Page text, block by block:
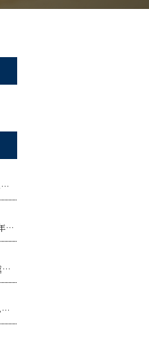
【重要】一部商品価格改定（R8年9月1日）のお知らせ
『こだわりの ライチ酒』令和8年9月17日(木)発売予定!!
数量限定『山廃 純米原酒 二夏越え ひやおろし』令和8年9月3日(木)発売予定!!
新発売『山廃 吟醸純米 フクノハナ』令和8年8月6日(木)発売予定!!